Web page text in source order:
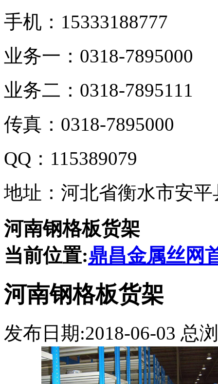
手机：15333188777
业务一：0318-7895000
业务二：0318-7895111
传真：0318-7895000
QQ：115389079
地址：河北省衡水市安
河南钢格板货架
当前位置:鼎昌金属丝网
河南钢格板货架
发布日期:2018-06-03 总